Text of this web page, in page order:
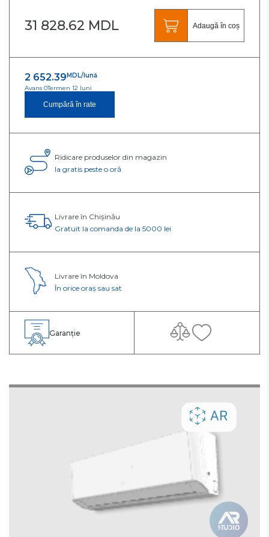
31 828.62 MDL Adaugă în coș
2 652.39 MDL/lună
Avans 0Termen 12 luni
Cumpără în rate
Ridicare produselor din magazin
Ia gratis peste o oră
Livrare în Chișinău
Gratuit la comanda de la 5000 lei
Livrare în Moldova
În orice oraș sau sat
Garanție